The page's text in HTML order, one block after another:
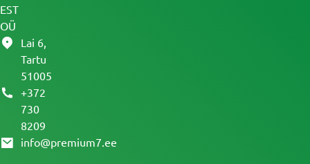
EST
OÜ
Lai 6,
Tartu
51005
+372
730
8209
info@premium7.ee